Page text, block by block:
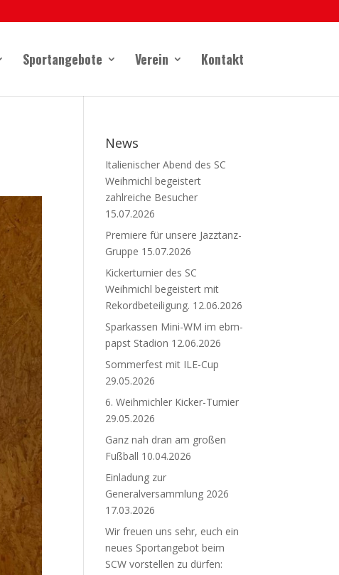
Sportangebote Verein Kontakt
News
Italienischer Abend des SC
Weihmichl begeistert
zahlreiche Besucher
15.07.2026
Premiere für unsere Jazztanz-
Gruppe 15.07.2026
Kickerturnier des SC
Weihmichl begeistert mit
Rekordbeteiligung. 12.06.2026
Sparkassen Mini-WM im ebm-
papst Stadion 12.06.2026
Sommerfest mit ILE-Cup
29.05.2026
6. Weihmichler Kicker-Turnier
29.05.2026
Ganz nah dran am großen
Fußball 10.04.2026
Einladung zur
Generalversammlung 2026
17.03.2026
Wir freuen uns sehr, euch ein
neues Sportangebot beim
SCW vorstellen zu dürfen: